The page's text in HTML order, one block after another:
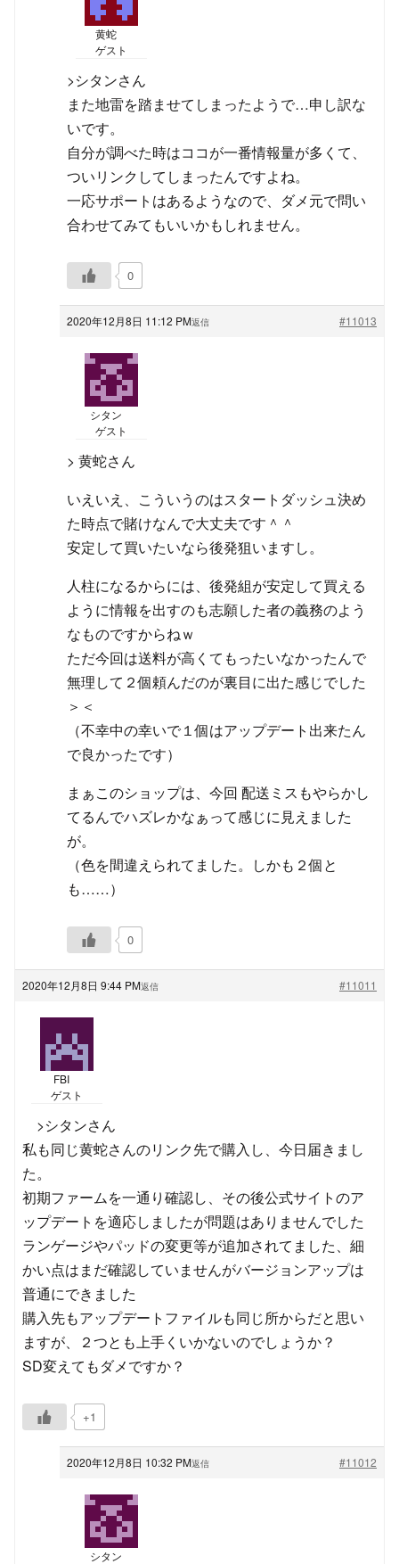
黄蛇
ゲスト
>シタンさん
また地雷を踏ませてしまったようで…申し訳な
いです。
自分が調べた時はココが一番情報量が多くて、
ついリンクしてしまったんですよね。
一応サポートはあるようなので、ダメ元で問い
合わせてみてもいいかもしれません。
0
2020年12月8日 11:12 PM #11013
返信
シタン
ゲスト
> 黄蛇さん
いえいえ、こういうのはスタートダッシュ決め
た時点で賭けなんで大丈夫です＾＾
安定して買いたいなら後発狙いますし。
人柱になるからには、後発組が安定して買える
ように情報を出すのも志願した者の義務のよう
なものですからねｗ
ただ今回は送料が高くてもったいなかったんで
無理して２個頼んだのが裏目に出た感じでした
＞＜
（不幸中の幸いで１個はアップデート出来たん
で良かったです）
まぁこのショップは、今回 配送ミスもやらかし
てるんでハズレかなぁって感じに見えました
が。
（色を間違えられてました。しかも２個と
も……）
0
2020年12月8日 9:44 PM #11011
返信
FBI
ゲスト
>シタンさん
私も同じ黄蛇さんのリンク先で購入し、今日届きまし
た。
初期ファームを一通り確認し、その後公式サイトのア
ップデートを適応しましたが問題はありませんでした
ランゲージやパッドの変更等が追加されてました、細
かい点はまだ確認していませんがバージョンアップは
普通にできました
購入先もアップデートファイルも同じ所からだと思い
ますが、２つとも上手くいかないのでしょうか？
SD変えてもダメですか？
+1
2020年12月8日 10:32 PM #11012
返信
シタン